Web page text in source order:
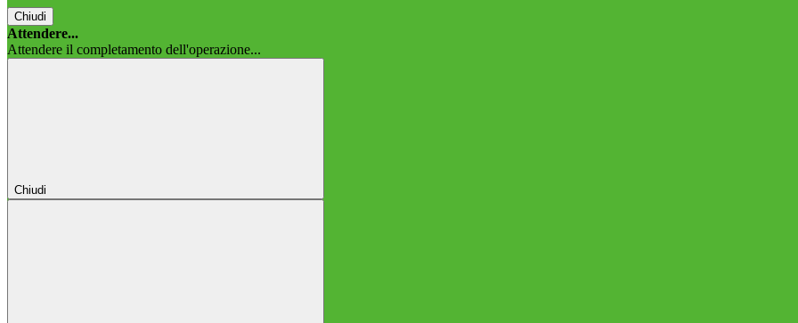
Chiudi
Attendere...
Attendere il completamento dell'operazione...
Chiudi